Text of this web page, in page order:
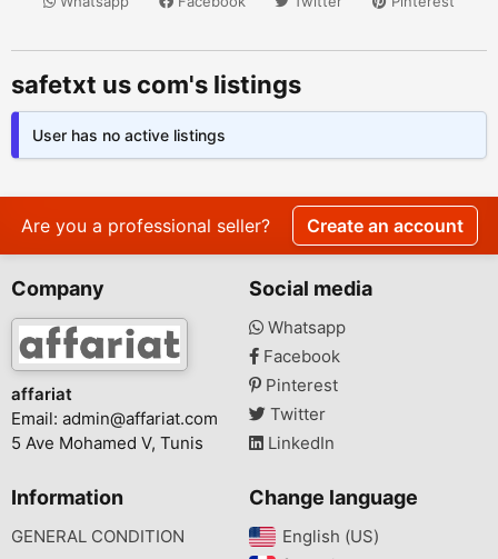
safetxt us com's listings
User has no active listings
Are you a professional seller? Create an account
Company
affariat
Email: admin@affariat.com
5 Ave Mohamed V, Tunis
Social media
Whatsapp
Facebook
Pinterest
Twitter
LinkedIn
Information
GENERAL CONDITION
Change language
English (US)‎